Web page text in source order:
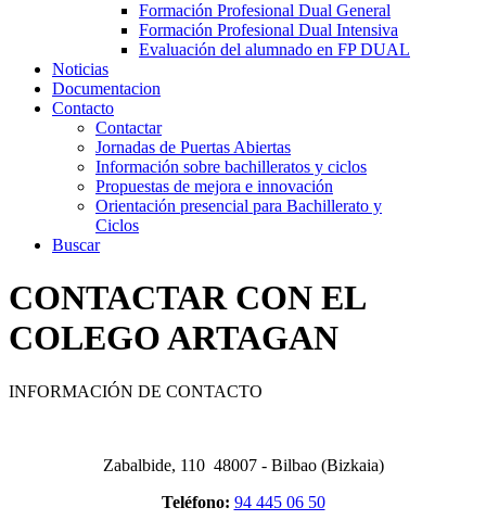
Formación Profesional Dual General
Formación Profesional Dual Intensiva
Evaluación del alumnado en FP DUAL
Noticias
Documentacion
Contacto
Contactar
Jornadas de Puertas Abiertas
Información sobre bachilleratos y ciclos
Propuestas de mejora e innovación
Orientación presencial para Bachillerato y
Ciclos
Buscar
CONTACTAR CON EL
COLEGO ARTAGAN
INFORMACIÓN DE CONTACTO
Zabalbide, 110 48007 - Bilbao (Bizkaia)
Teléfono: 94 445 06 50